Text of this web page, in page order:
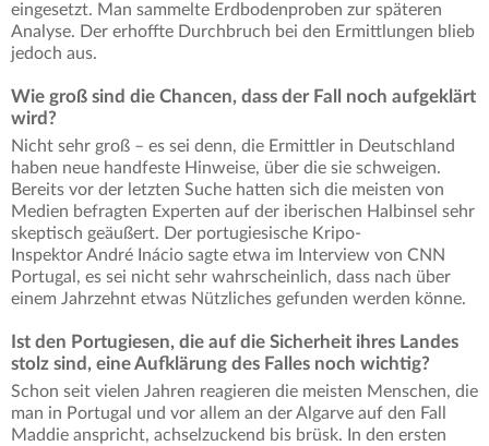
eingesetzt. Man sammelte Erdbodenproben zur späteren
Analyse. Der erhoffte Durchbruch bei den Ermittlungen blieb
jedoch aus.
Wie groß sind die Chancen, dass der Fall noch aufgeklärt
wird?
Nicht sehr groß – es sei denn, die Ermittler in Deutschland
haben neue handfeste Hinweise, über die sie schweigen.
Bereits vor der letzten Suche hatten sich die meisten von
Medien befragten Experten auf der iberischen Halbinsel sehr
skeptisch geäußert. Der portugiesische Kripo-
Inspektor André Inácio sagte etwa im Interview von CNN
Portugal, es sei nicht sehr wahrscheinlich, dass nach über
einem Jahrzehnt etwas Nützliches gefunden werden könne.
Ist den Portugiesen, die auf die Sicherheit ihres Landes
stolz sind, eine Aufklärung des Falles noch wichtig?
Schon seit vielen Jahren reagieren die meisten Menschen, die
man in Portugal und vor allem an der Algarve auf den Fall
Maddie anspricht, achselzuckend bis brüsk. In den ersten